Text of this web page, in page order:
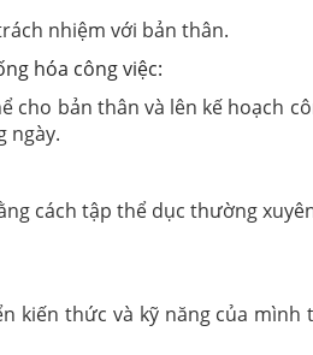
nhiệm với bản thân.
hóa công việc:
cho bản thân và lên kế hoạch
ngày.
cách tập thể dục thường
kiến thức và kỹ năng của